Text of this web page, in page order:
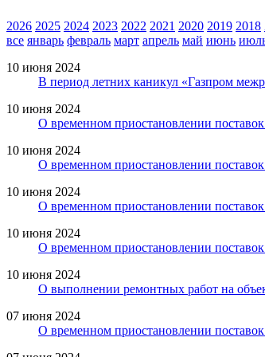
2026 2025 2024 2023 2022 2021 2020 2019 2018
все январь февраль март апрель май июнь
10 июня 2024
В период летних каникул «Газпром
10 июня 2024
О временном приостановлении
10 июня 2024
О временном приостановлении
10 июня 2024
О временном приостановлении
10 июня 2024
О временном приостановлении
10 июня 2024
О выполнении ремонтных работ на
07 июня 2024
О временном приостановлении